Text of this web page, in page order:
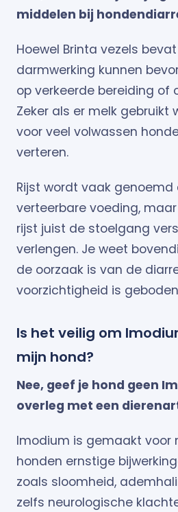
middelen bij
Hoewel Brinta vezels
darmwerking kunnen
op verkeerde bereiding of
Zeker als er melk gebruikt
voor veel volwassen
verteren.
Rijst wordt vaak genoemd
verteerbare voeding,
rijst juist de stoelgang
verlengen. Je weet
de oorzaak is van de
voorzichtigheid is
Is het veilig om
mijn hond?
Nee, geef je hond geen
overleg met een
Imodium is gemaakt voor
honden ernstige
zoals sloomheid,
zelfs neurologische